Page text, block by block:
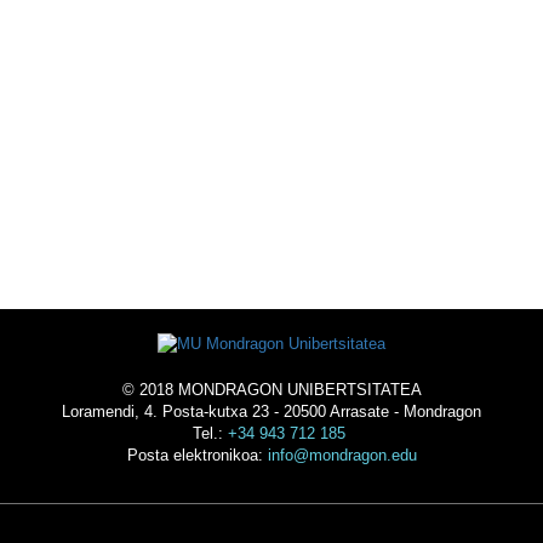
© 2018 MONDRAGON UNIBERTSITATEA
Loramendi, 4. Posta-kutxa 23 - 20500 Arrasate - Mondragon
Tel.: +34 943 712 185
Posta elektronikoa: info@mondragon.edu